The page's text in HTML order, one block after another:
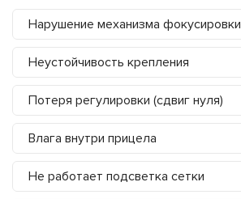
Нарушение механизма фокусировки
Неустойчивость крепления
Потеря регулировки (сдвиг нуля)
Влага внутри прицела
Не работает подсветка сетки